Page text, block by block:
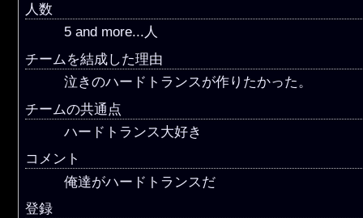
人数
5 and more...人
チームを結成した理由
泣きのハードトランスが作りたかった。
チームの共通点
ハードトランス大好き
コメント
俺達がハードトランスだ
登録